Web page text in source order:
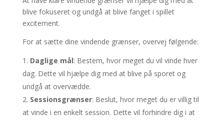
blive fokuseret og undgå at blive fanget i spillet
excitement.
For at sætte dine vindende grænser, overvej følgende:
Daglige mål: Bestem, hvor meget du vil vinde hver
dag. Dette vil hjælpe dig med at blive på sporet og
undgå at overvædde.
Sessionsgrænser: Beslut, hvor meget du er villig til
at vinde i en enkelt session. Dette vil forhindre dig i at